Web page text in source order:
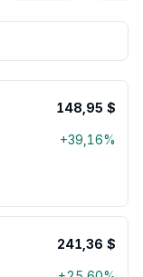
148,95 $
+39,16%
241,36 $